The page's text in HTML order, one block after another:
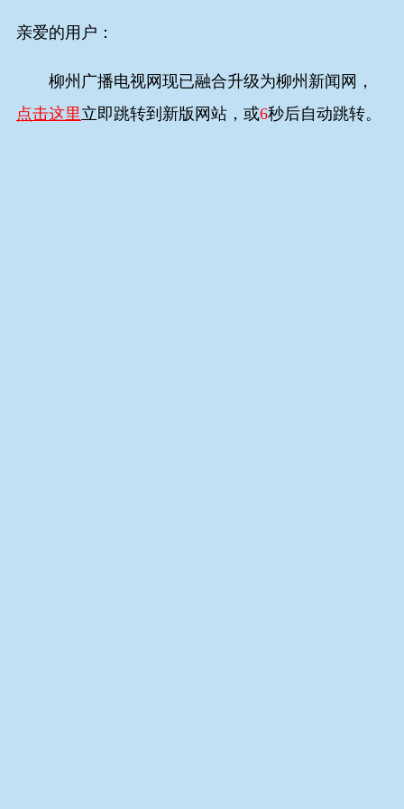
亲爱的用户：
柳州广播电视网现已融合升级为柳州新闻网，
点击这里立即跳转到新版网站，或6秒后自动跳转。